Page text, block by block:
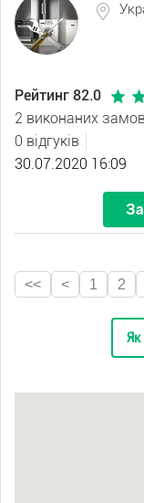
Рейтинг 82.0
2 виконаних
0 відгуків
30.07.2020 16:09
<< < 1 2
Як